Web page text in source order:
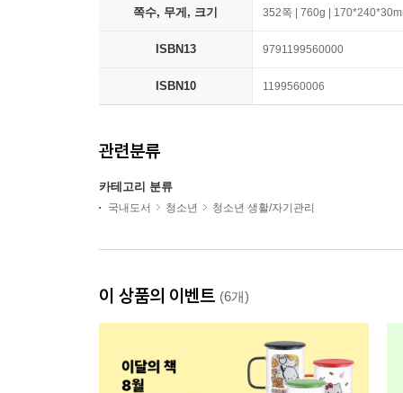
쪽수, 무게, 크기 352쪽 | 760g |
ISBN13 9791199560000
ISBN10 1199560006
관련분류
카테고리 분류
국내도서 청소년 청소년 생활/자기관리
이 상품의 이벤트 (6개)